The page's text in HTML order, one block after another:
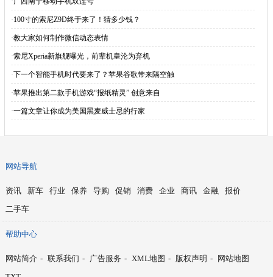
·100寸的索尼Z9D终于来了！猜多少钱？
·教大家如何制作微信动态表情
·索尼Xperia新旗舰曝光，前辈机皇沦为弃机
·下一个智能手机时代要来了？苹果谷歌带来隔空触
·苹果推出第二款手机游戏“报纸精灵” 创意来自
·一篇文章让你成为美国黑麦威士忌的行家
网站导航
资讯 新车 行业 保养 导购 促销 消费 企业 商讯 金融
报价
二手车
帮助中心
网站简介 - 联系我们 - 广告服务 - XML地图 - 版权声明 -
网站地图